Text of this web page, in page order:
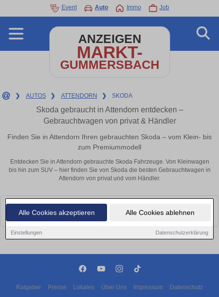
Alle Cookies akzeptieren Alle Cookies ablehnen
Einstellungen Datenschutzerklärung
Event Auto Immo Job
ANZEIGEN
MARKT-
GUMMERSBACH
❯ AUTOS ❯ ATTENDORN ❯ SKODA
Skoda gebraucht in Attendorn entdecken –
Gebrauchtwagen von privat & Händler
Finden Sie in Attendorn Ihren gebrauchten Skoda – vom Klein- bis
zum Premiummodell
Entdecken Sie in Attendorn gebrauchte Skoda Fahrzeuge. Von Kleinwagen
bis hin zum SUV – hier finden Sie von Skoda die besten Gebrauchtwagen in
Attendorn von privat und vom Händler.
Leider konnten wir derzeit keine passenden Autos finden. Schauen Sie
bald wieder vorbei!
Ratgeber Presse Lokales Über Uns Impressum Datenschutz